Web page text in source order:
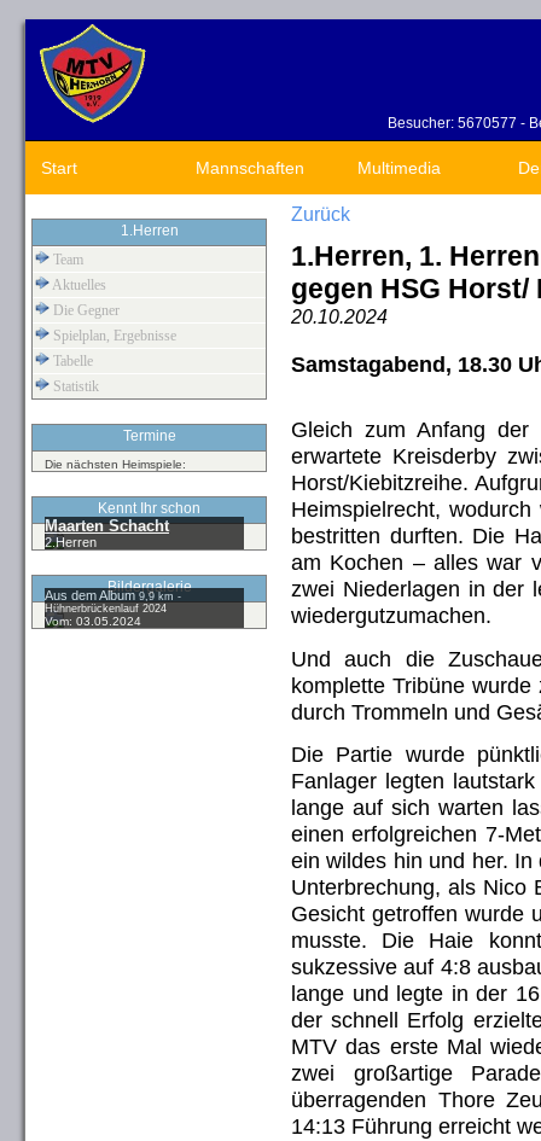
Besucher: 5670577 -
Start Mannschaften Multimedia
1.Herren
Team
Aktuelles
Die Gegner
Spielplan, Ergebnisse
Tabelle
Statistik
Termine
Die nächsten Heimspiele:
Kennt Ihr schon
Maarten Schacht
2.Herren
Bildergalerie
Aus dem Album9,9 km -
Hühnerbrückenlauf 2024
Vom: 03.05.2024
Zurück
1.Herren, 1.
gegen HSG
20.10.2024
Samstagabend, 18.30
Gleich zum Anfang
erwartete Kreisderby
Horst/Kiebitzreihe.
Heimspielrecht,
bestritten durften. Die
am Kochen – alles war
zwei Niederlagen in der
wiedergutzumachen.
Und auch die
komplette Tribüne
durch Trommeln und
Die Partie wurde
Fanlager legten
lange auf sich warten
einen erfolgreichen 7-
ein wildes hin und her.
Unterbrechung, als Nico
Gesicht getroffen wurde
musste. Die Haie
sukzessive auf 4:8
lange und legte in der
der schnell Erfolg
MTV das erste Mal
zwei großartige
überragenden Thore
14:13 Führung erreicht